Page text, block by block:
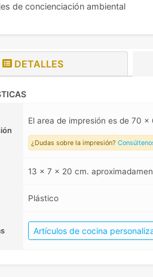
de concienciación ambiental
DETALLES
El area de impresión es de 70
¿Dudas sobre la impresión?
13 x 7 x 20 cm.
Plástico
Artículos de cocina